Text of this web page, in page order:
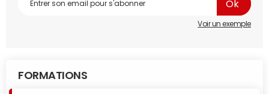
Voir un exemple
FORMATIONS